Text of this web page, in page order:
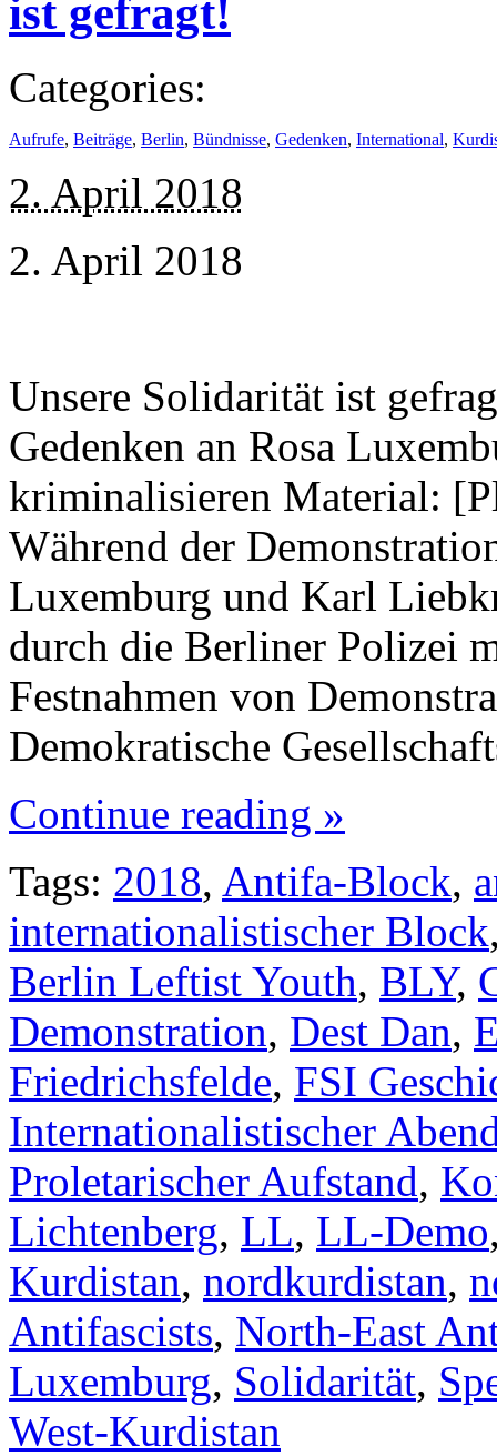
ist gefragt!
Categories:
Aufrufe, Beiträge, Berlin, Bündnisse, Gedenken, International,
2. April 2018
2. April 2018
Unsere Solidarität ist
Gedenken an Rosa
kriminalisieren Material:
Während der
Luxemburg und Karl
durch die Berliner Polizei
Festnahmen von
Demokratische
Continue reading »
Tags: 2018, Antifa-Block,
internationalistischer Block
Berlin Leftist Youth, BLY,
Demonstration, Dest Dan,
Friedrichsfelde, FSI
Internationalistischer
Proletarischer Aufstand,
Lichtenberg, LL, LL-Demo
Kurdistan, nordkurdistan,
Antifascists, North-East
Luxemburg, Solidarität,
West-Kurdistan